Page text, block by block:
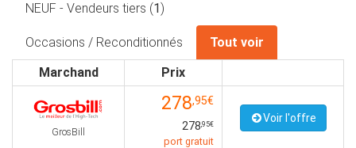
NEUF - Vendeurs tiers (1)
Occasions / Reconditionnés
Tout voir
Marchand
Prix
GrosBill
278,95€
278,95€
port gratuit
Voir l'offre